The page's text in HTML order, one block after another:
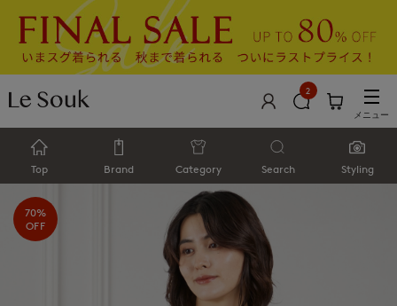
2
メニュー
Top Brand Category Search Styling
70%
OFF